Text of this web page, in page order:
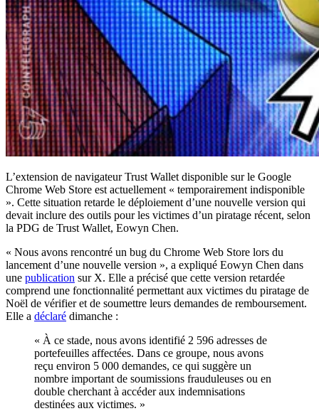
L’extension de navigateur Trust Wallet disponible sur le Google
Chrome Web Store est actuellement « temporairement indisponible
». Cette situation retarde le déploiement d’une nouvelle version qui
devait inclure des outils pour les victimes d’un piratage récent, selon
la PDG de Trust Wallet, Eowyn Chen.
« Nous avons rencontré un bug du Chrome Web Store lors du
lancement d’une nouvelle version », a expliqué Eowyn Chen dans
une publication sur X. Elle a précisé que cette version retardée
comprend une fonctionnalité permettant aux victimes du piratage de
Noël de vérifier et de soumettre leurs demandes de remboursement.
Elle a déclaré dimanche :
« À ce stade, nous avons identifié 2 596 adresses de
portefeuilles affectées. Dans ce groupe, nous avons
reçu environ 5 000 demandes, ce qui suggère un
nombre important de soumissions frauduleuses ou en
double cherchant à accéder aux indemnisations
destinées aux victimes. »